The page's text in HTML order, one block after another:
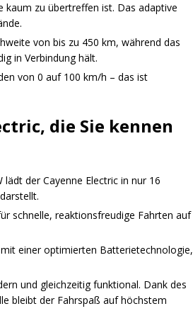
kaum zu übertreffen ist. Das adaptive
von bis zu 450 km, während das
in Verbindung hält.
von 0 auf 100 km/h – das ist
die Sie kennen
der Cayenne Electric in nur 16
schnelle, reaktionsfreudige Fahrten auf
einer optimierten Batterietechnologie,
und gleichzeitig funktional. Dank des
bleibt der Fahrspaß auf höchstem